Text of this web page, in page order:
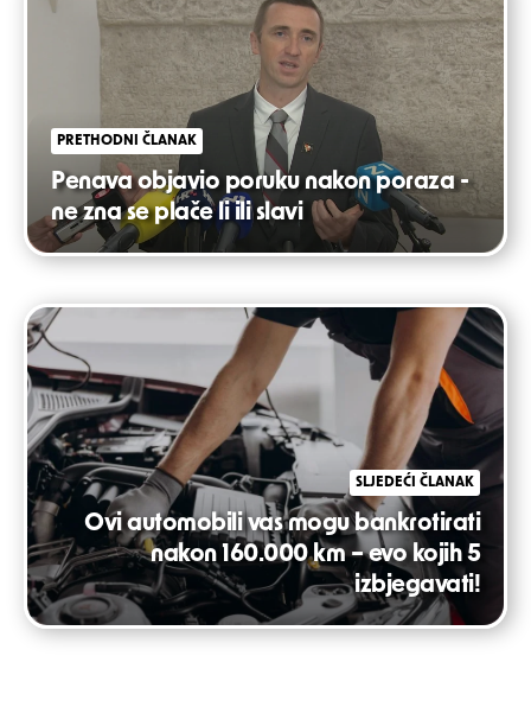
navigation
PRETHODNI ČLANAK
Penava objavio poruku nakon poraza -
ne zna se plače li ili slavi
SLJEDEĆI ČLANAK
Ovi automobili vas mogu bankrotirati
nakon 160.000 km – evo kojih 5
izbjegavati!